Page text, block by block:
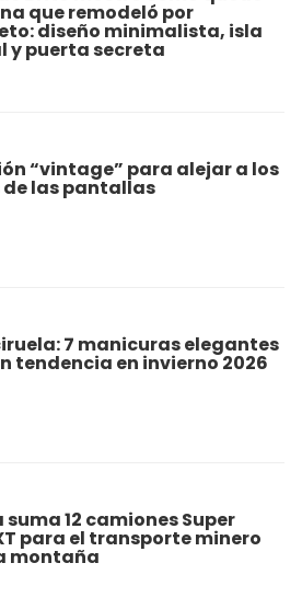
que remodeló por
diseño minimalista, isla
y puerta secreta
“vintage” para alejar a los
de las pantallas
7 manicuras elegantes
tendencia en invierno 2026
suma 12 camiones Super
para el transporte minero
montaña